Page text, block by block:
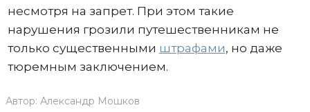
несмотря на запрет. При этом такие
нарушения грозили путешественникам не
только существенными штрафами, но даже
тюремным заключением.
Автор: Александр Мошков